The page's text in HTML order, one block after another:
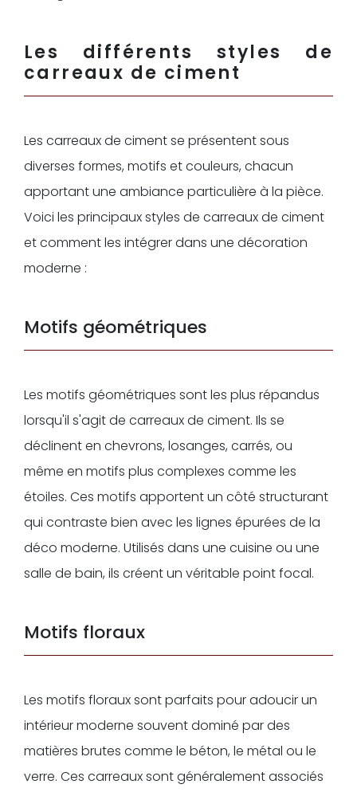
Les différents styles de
carreaux de ciment
Les carreaux de ciment se présentent sous
diverses formes, motifs et couleurs, chacun
apportant une ambiance particulière à la pièce.
Voici les principaux styles de carreaux de ciment
et comment les intégrer dans une décoration
moderne :
Motifs géométriques
Les motifs géométriques sont les plus répandus
lorsqu'il s'agit de carreaux de ciment. Ils se
déclinent en chevrons, losanges, carrés, ou
même en motifs plus complexes comme les
étoiles. Ces motifs apportent un côté structurant
qui contraste bien avec les lignes épurées de la
déco moderne. Utilisés dans une cuisine ou une
salle de bain, ils créent un véritable point focal.
Motifs floraux
Les motifs floraux sont parfaits pour adoucir un
intérieur moderne souvent dominé par des
matières brutes comme le béton, le métal ou le
verre. Ces carreaux sont généralement associés